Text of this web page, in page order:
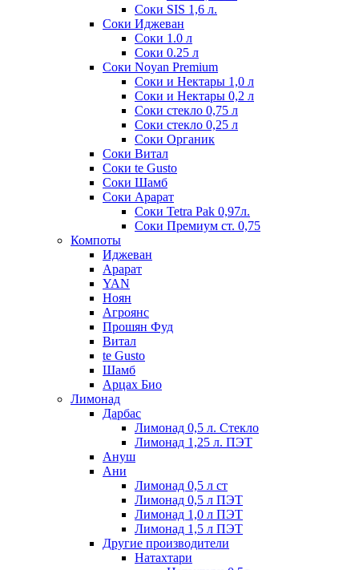
Соки SIS 1,6 л.
Соки Иджеван
Соки 1.0 л
Соки 0.25 л
Соки Noyan Premium
Соки и Нектары 1,0 л
Соки и Нектары 0,2 л
Соки стекло 0,75 л
Соки стекло 0,25 л
Соки Органик
Соки Витал
Соки te Gusto
Соки Шамб
Соки Арарат
Соки Tetra Pak 0,97л.
Соки Премиум ст. 0,75
Компоты
Иджеван
Арарат
YAN
Ноян
Агроянс
Прошян Фуд
Витал
te Gusto
Шамб
Арцах Био
Лимонад
Дарбас
Лимонад 0,5 л. Стекло
Лимонад 1,25 л. ПЭТ
Ануш
Ани
Лимонад 0,5 л ст
Лимонад 0,5 л ПЭТ
Лимонад 1,0 л ПЭТ
Лимонад 1,5 л ПЭТ
Другие производители
Натахтари